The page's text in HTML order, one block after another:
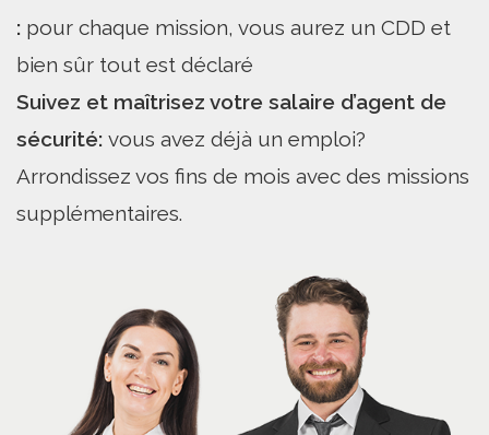
: pour chaque mission, vous aurez un CDD et
bien sûr tout est déclaré
Suivez et maîtrisez votre salaire d’agent de
sécurité: vous avez déjà un emploi?
Arrondissez vos fins de mois avec des missions
supplémentaires.